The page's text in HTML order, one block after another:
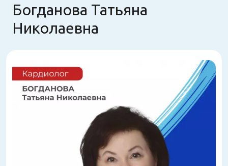
Богданова Татьяна
Николаевна